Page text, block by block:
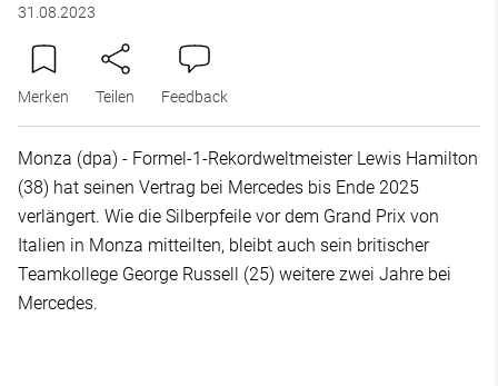
31.08.2023
Merken Teilen Feedback
Monza (dpa) - Formel-1-Rekordweltmeister Lewis Hamilton
(38) hat seinen Vertrag bei Mercedes bis Ende 2025
verlängert. Wie die Silberpfeile vor dem Grand Prix von
Italien in Monza mitteilten, bleibt auch sein britischer
Teamkollege George Russell (25) weitere zwei Jahre bei
Mercedes.